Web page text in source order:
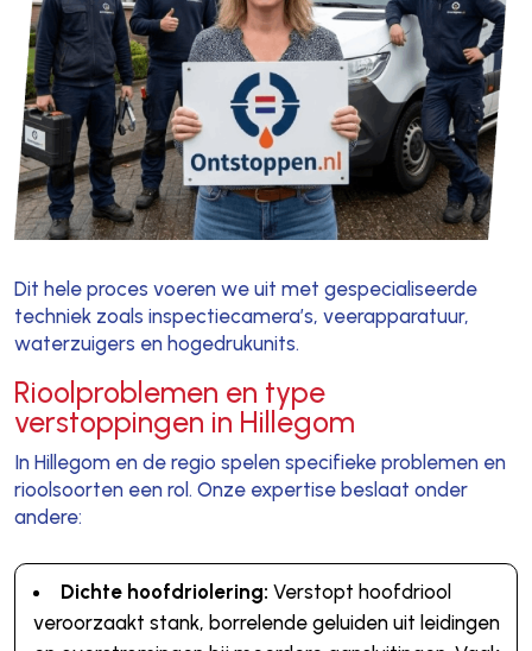
Dit hele proces voeren we uit met gespecialiseerde
techniek zoals inspectiecamera’s, veerapparatuur,
waterzuigers en hogedrukunits.
Rioolproblemen en type
verstoppingen in Hillegom
In Hillegom en de regio spelen specifieke problemen en
rioolsoorten een rol. Onze expertise beslaat onder
andere:
Dichte hoofdriolering: Verstopt hoofdriool
veroorzaakt stank, borrelende geluiden uit leidingen